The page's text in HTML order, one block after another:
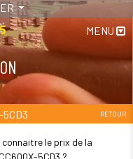
MENU
RETOUR
connaitre le prix de la
5CD3 ?